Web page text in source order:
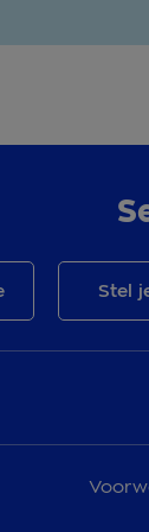
Stel